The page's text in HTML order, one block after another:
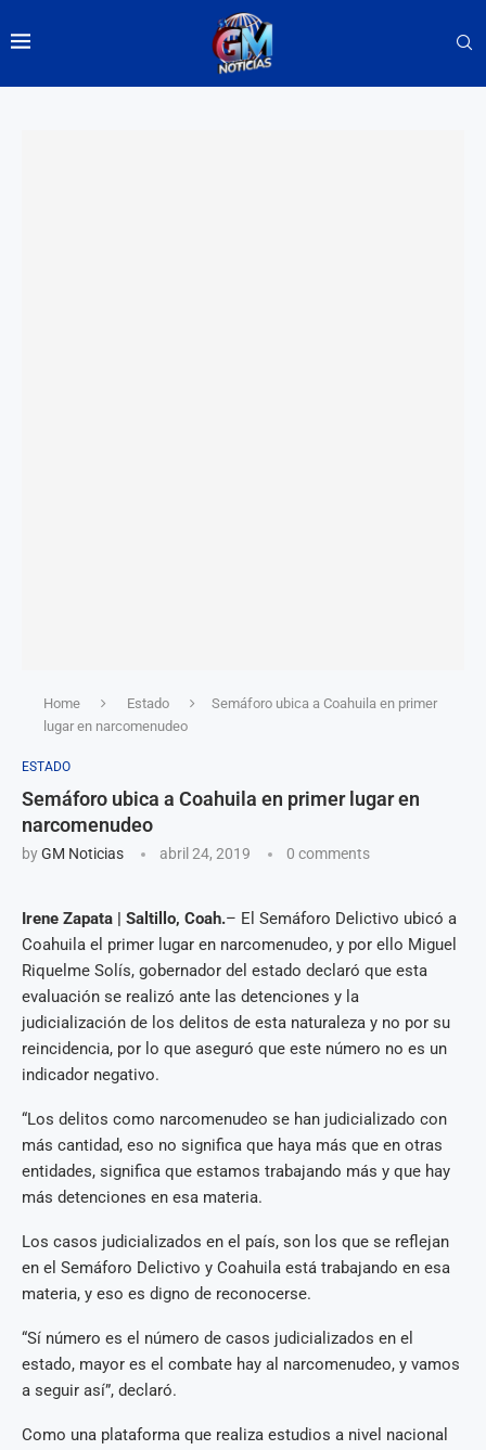
Home Estado
Semáforo ubica a Coahuila en primer
lugar en narcomenudeo
ESTADO
Semáforo ubica a Coahuila en primer lugar en
narcomenudeo
byGM Noticias abril 24, 2019 0 comments
Irene Zapata | Saltillo, Coah.– El Semáforo Delictivo ubicó a
Coahuila el primer lugar en narcomenudeo, y por ello Miguel
Riquelme Solís, gobernador del estado declaró que esta
evaluación se realizó ante las detenciones y la
judicialización de los delitos de esta naturaleza y no por su
reincidencia, por lo que aseguró que este número no es un
indicador negativo.
“Los delitos como narcomenudeo se han judicializado con
más cantidad, eso no significa que haya más que en otras
entidades, significa que estamos trabajando más y que hay
más detenciones en esa materia.
Los casos judicializados en el país, son los que se reflejan
en el Semáforo Delictivo y Coahuila está trabajando en esa
materia, y eso es digno de reconocerse.
“Sí número es el número de casos judicializados en el
estado, mayor es el combate hay al narcomenudeo, y vamos
a seguir así”, declaró.
Como una plataforma que realiza estudios a nivel nacional